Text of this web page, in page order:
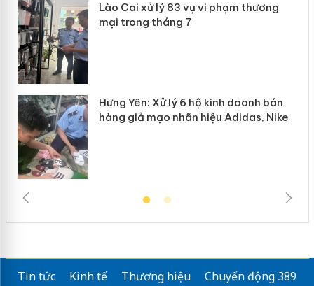
Lào Cai xử lý 83 vụ vi phạm thương
mại trong tháng 7
Hưng Yên: Xử lý 6 hộ kinh doanh bán
hàng giả mạo nhãn hiệu Adidas, Nike
Tin tức Kinh tế Thương hiệu
Chuyển động 389